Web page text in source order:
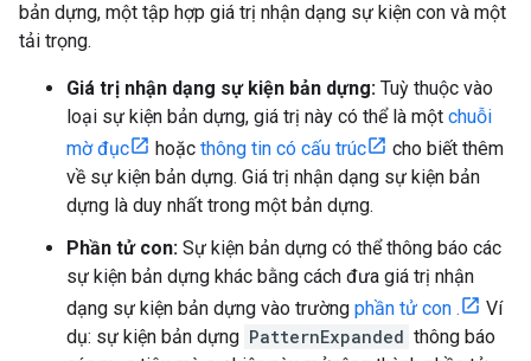
bản dựng, một tập hợp giá trị nhận dạng sự kiện con và một
tải trọng.
Giá trị nhận dạng sự kiện bản dựng: Tuỳ thuộc vào
loại sự kiện bản dựng, giá trị này có thể là một chuỗi
mờ đục
hoặc thông tin có cấu trúc
cho biết thêm
về sự kiện bản dựng. Giá trị nhận dạng sự kiện bản
dựng là duy nhất trong một bản dựng.
Phần tử con: Sự kiện bản dựng có thể thông báo các
sự kiện bản dựng khác bằng cách đưa giá trị nhận
dạng sự kiện bản dựng vào trường phần tử con .
Ví
dụ: sự kiện bản dựng PatternExpanded thông báo